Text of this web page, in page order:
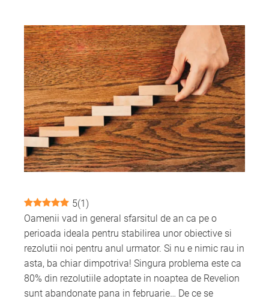
5(1 )
Oamenii vad in general sfarsitul de an ca pe o
perioada ideala pentru stabilirea unor obiective si
rezolutii noi pentru anul urmator. Si nu e nimic rau in
asta, ba chiar dimpotriva! Singura problema este ca
80% din rezolutiile adoptate in noaptea de Revelion
sunt abandonate pana in februarie… De ce se